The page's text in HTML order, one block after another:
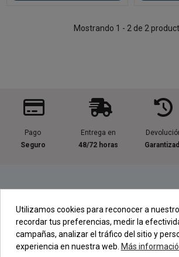
Mostrando 1 - 2 de 2
Pago
Seguro
Entrega en
48/72 horas
Contacta con nosotros
Utilizamos cookies para reconocer a
recordar tus preferencias, medir la
campañas, analizar el tráfico del sitio y
experiencia en nuestra web. Más